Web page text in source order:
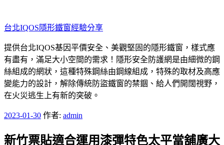
至
主
要
內
容
台北IQOS隱形鐵窗經驗分享
提供台北IQOS基因平價安全、美觀堅固的隱形鐵窗，樣式應
有盡有，滿足大小空間的需求！隱形安全防護網是由細微的鋼
絲組成的網狀，這種特殊鋼絲由鋼線組成，特殊的取材及高應
變能力的設計，解除傳統防盜鐵窗的禁錮、給人們開闊視野，
在火災逃生上有新的突破。
發
於
2023-01-30 作者: admin
新竹票貼適合運用漆彈特色太平當舖廣大